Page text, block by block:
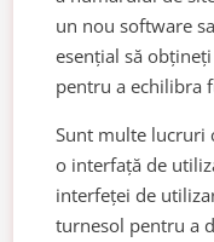
un nou software
esențial să
pentru a echilibra
Sunt multe lucruri
o interfață de
interfeței de
turnesol pentru a